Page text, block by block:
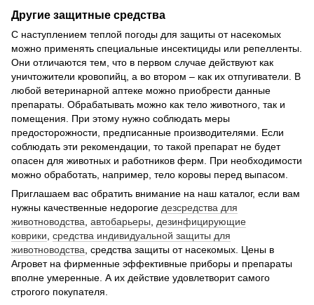
Другие защитные средства
С наступлением теплой погоды для защиты от насекомых
можно применять специальные инсектициды или репелленты.
Они отличаются тем, что в первом случае действуют как
уничтожители кровопийц, а во втором – как их отпугиватели. В
любой ветеринарной аптеке можно приобрести данные
препараты. Обрабатывать можно как тело животного, так и
помещения. При этому нужно соблюдать меры
предосторожности, предписанные производителями. Если
соблюдать эти рекомендации, то такой препарат не будет
опасен для животных и работников ферм. При необходимости
можно обработать, например, тело коровы перед выпасом.
Приглашаем вас обратить внимание на наш каталог, если вам
нужны качественные недорогие дезсредства для
животноводства автобарьеры
дезинфицирующие
коврики средства индивидуальной защиты для
животноводства , средства защиты от насекомых. Цены в
Агровет на фирменные эффективные приборы и препараты
вполне умеренные. А их действие удовлетворит самого
строгого покупателя.